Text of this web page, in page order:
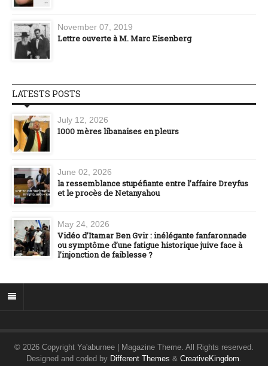
November 07, 2019
Lettre ouverte à M. Marc Eisenberg
LATESTS POSTS
July 12, 2026
1000 mères libanaises en pleurs
June 02, 2026
la ressemblance stupéfiante entre l’affaire Dreyfus
et le procès de Netanyahou
May 24, 2026
Vidéo d’Itamar Ben Gvir : inélégante fanfaronnade
ou symptôme d’une fatigue historique juive face à
l’injonction de faiblesse ?
© 2026 Copyright Ya'aburnee | Magazine Theme. All Rights reserved.
Designed and coded by Different Themes & CreativeKingdom